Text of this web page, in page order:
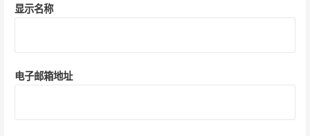
显示名称
电子邮箱地址